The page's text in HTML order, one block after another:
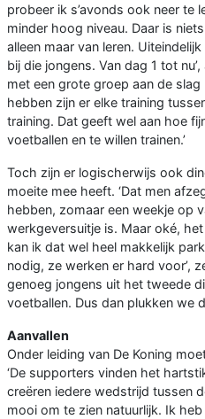
probeer ik s’avonds ook neer te
minder hoog niveau. Daar is
alleen maar van leren.
bij die jongens. Van dag 1 tot
met een grote groep aan de slag
hebben zijn er elke training
training. Dat geeft wel aan hoe
voetballen en te willen trainen.’
Toch zijn er logischerwijs ook
moeite mee heeft. ‘Dat men
hebben, zomaar een weekje op
werkgeversuitje is. Maar oké,
kan ik dat wel heel makkelijk
nodig, ze werken er hard voor’,
genoeg jongens uit het tweede
voetballen. Dus dan plukken we
Aanvallen
Onder leiding van De Koning
‘De supporters vinden het
creëren iedere wedstrijd tussen
mooi om te zien natuurlijk. Ik